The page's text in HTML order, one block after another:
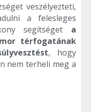
veszélyezteti,
a felesleges
segítséget a
térfogatának
, hogy
nem terheli meg a